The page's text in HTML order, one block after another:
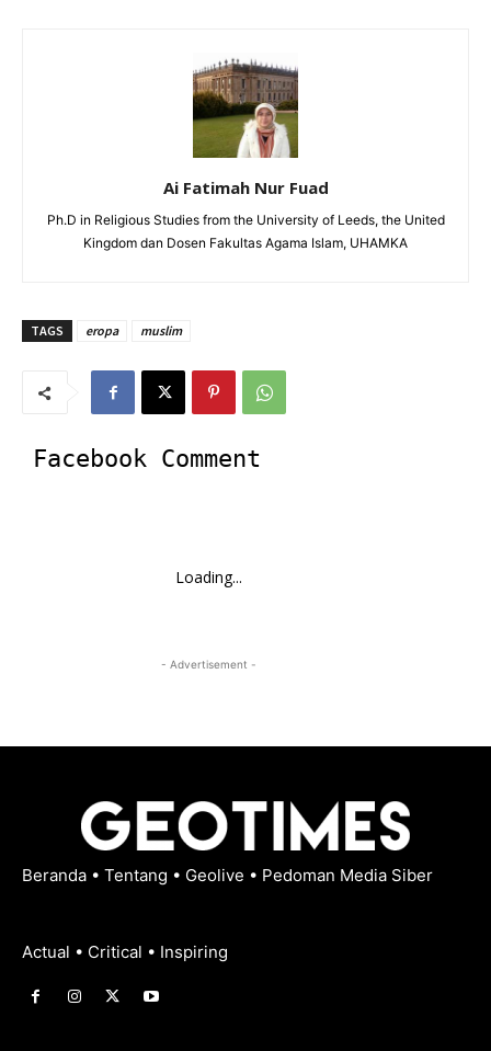
Ai Fatimah Nur Fuad
Ph.D in Religious Studies from the University of Leeds, the United
Kingdom dan Dosen Fakultas Agama Islam, UHAMKA
TAGS eropa muslim
Facebook Comment
Loading...
- Advertisement -
Beranda • Tentang • Geolive • Pedoman Media Siber
Actual • Critical • Inspiring